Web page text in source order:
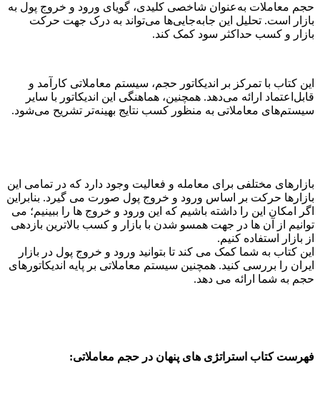
حجم معاملات به‌عنوان شاخصی کلیدی، گویای ورود و خروج پول به
بازار است. تحلیل این جابه‌جایی‌ها می‌تواند به درک جهت حرکت
بازار و کسب حداکثر سود کمک کند.
این کتاب با تمرکز بر اندیکاتور حجم، سیستم معاملاتی کارآمد و
قابل‌اعتماد ارائه می‌دهد. همچنین، هماهنگی این اندیکاتور با سایر
سیستم‌های معاملاتی به منظور کسب نتایج بهینه‌تر تشریح می‌شود.
بازارهای مختلفی برای معامله و فعالیت وجود دارد که در تمامی این
بازارها حرکت بر اساس ورود و خروج پول صورت می گیرد. بنابراین
اگر امکان این را داشته باشیم که این ورود و خروج ها را ببینیم؛ می
توانیم از آن ها در جهت همسو شدن با بازار و کسب بالاترین بازدهی
از بازار استفاده کنیم.
این کتاب به شما کمک می کند تا بتوانید ورود و خروج پول در بازار
ایران را بررسی کنید. همچنین سیستم معاملاتی بر پایه اندیکاتورهای
حجم به شما ارائه می دهد.
فهرست کتاب استراتژی های پنهان در حجم معاملاتی: